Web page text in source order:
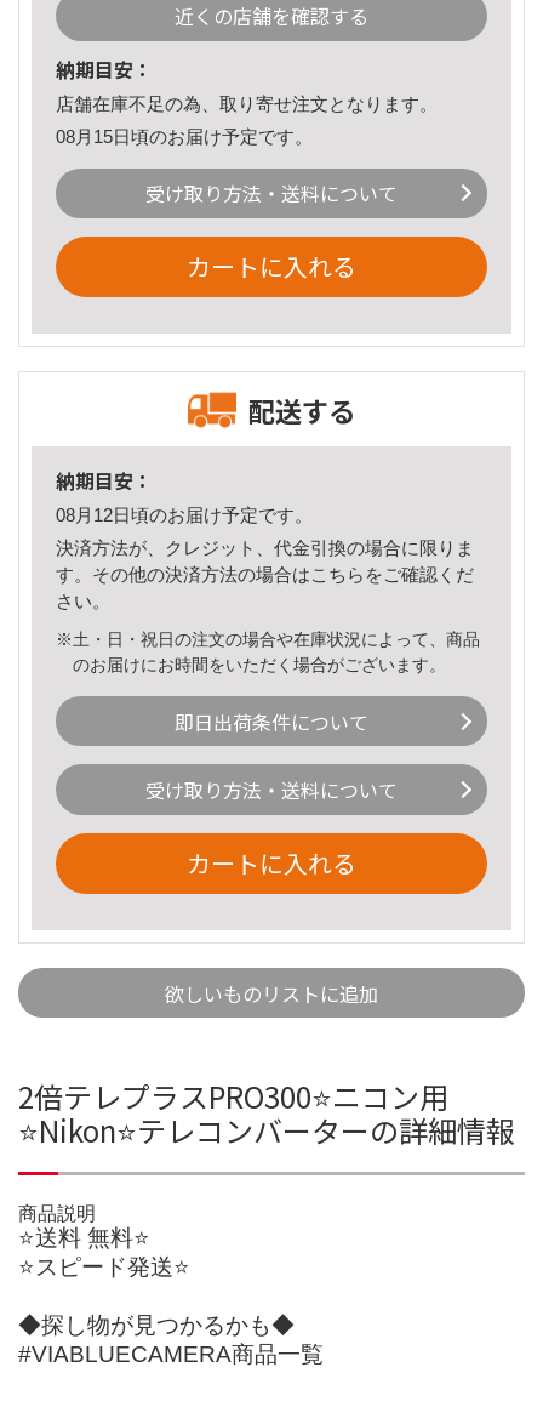
近くの店舗を確認する
納期目安：
店舗在庫不足の為、取り寄せ注文となります。
08月15日頃のお届け予定です。
受け取り方法・送料について
カートに入れる
配送する
納期目安：
08月12日頃のお届け予定です。
決済方法が、クレジット、代金引換の場合に限りま
す。その他の決済方法の場合はこちら をご確認くだ
さい。
※土・日・祝日の注文の場合や在庫状況によって、商品
のお届けにお時間をいただく場合がございます。
即日出荷条件について
受け取り方法・送料について
カートに入れる
欲しいものリストに追加
2倍テレプラスPRO300⭐️ニコン用
⭐️Nikon⭐️テレコンバーターの詳細情報
商品説明
⭐️送料 無料⭐️
⭐️スピード発送⭐️
◆探し物が見つかるかも◆
#VIABLUECAMERA商品一覧